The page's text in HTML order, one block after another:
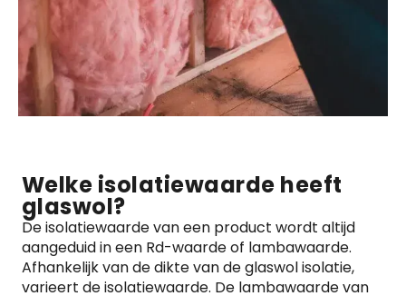
Welke isolatiewaarde heeft
glaswol?
De isolatiewaarde van een product wordt altijd
aangeduid in een Rd-waarde of lambawaarde.
Afhankelijk van de dikte van de glaswol isolatie,
varieert de isolatiewaarde. De lambawaarde van